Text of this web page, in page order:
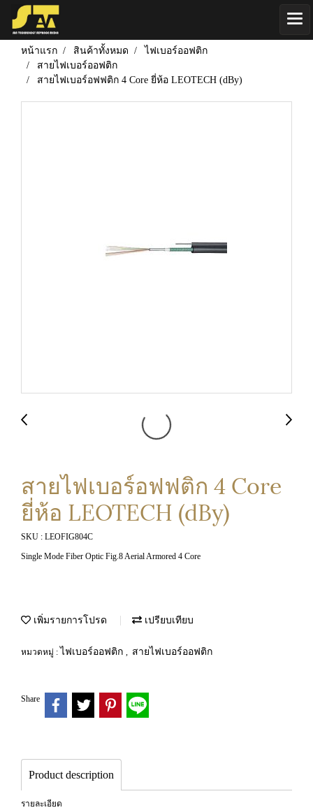
หน้าแรก สินค้าทั้งหมด
ไฟเบอร์ออฟติก
สายไฟเบอร์ออฟติก
สายไฟเบอร์อฟฟติก 4 Core ยี่ห้อ LEOTECH (dBy)
สายไฟเบอร์อฟฟติก 4 Core
ยี่ห้อ LEOTECH (dBy)
SKU : LEOFIG804C
Single Mode Fiber Optic Fig.8 Aerial Armored 4 Core
เพิ่มรายการโปรด เปรียบเทียบ
หมวดหมู่ : ไฟเบอร์ออฟติก , สายไฟเบอร์ออฟติก
Share
Product description
รายละเอียด